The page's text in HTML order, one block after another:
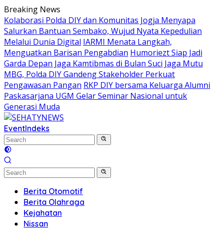
Skip
to
content
Breaking News
Kolaborasi Polda DIY dan Komunitas Jogja Menyapa
Salurkan Bantuan Sembako, Wujud Nyata Kepedulian
Melalui Dunia Digital IARMI Menata Langkah,
Menguatkan Barisan Pengabdian Humoriezt Siap Jadi
Garda Depan Jaga Kamtibmas di Bulan Suci Jaga Mutu
MBG, Polda DIY Gandeng Stakeholder Perkuat
Pengawasan Pangan RKP DIY bersama Keluarga Alumni
Paskasarjana UGM Gelar Seminar Nasional untuk
Generasi Muda
EventIndeks
Berita Otomotif
Berita Olahraga
Kejahatan
Nissan